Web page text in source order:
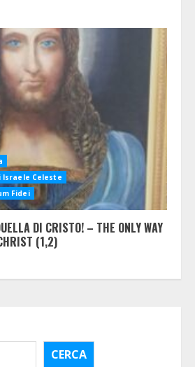
Israele Celeste
Fidei
DI CRISTO! – THE ONLY WAY
(1,2)
CERCA